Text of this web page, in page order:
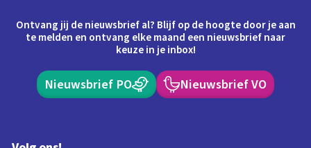
Ontvang jij de nieuwsbrief al? Blijf op de hoogte door je aan
te melden en ontvang elke maand een nieuwsbrief naar
keuze in je inbox!
Nieuwsbrief PO Nieuwsbrief VO